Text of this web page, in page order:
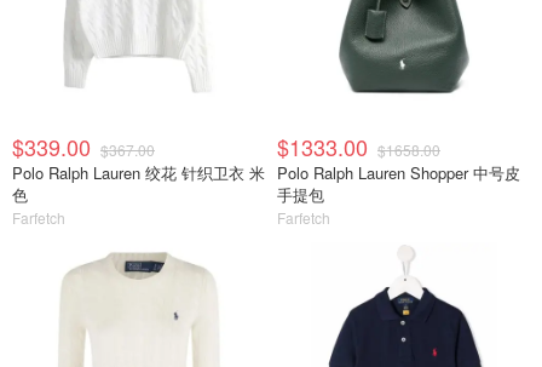
$339.00 $367.00
Polo Ralph Lauren 绞花 针织卫衣 米
色
Farfetch
$1333.00 $1658.00
Polo Ralph Lauren Shopper 中号皮
手提包
Farfetch